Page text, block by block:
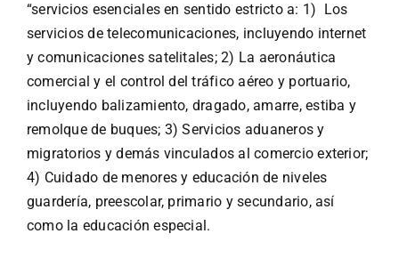
“servicios esenciales en sentido estricto a: 1) Los
servicios de telecomunicaciones, incluyendo internet
y comunicaciones satelitales; 2) La aeronáutica
comercial y el control del tráfico aéreo y portuario,
incluyendo balizamiento, dragado, amarre, estiba y
remolque de buques; 3) Servicios aduaneros y
migratorios y demás vinculados al comercio exterior;
4) Cuidado de menores y educación de niveles
guardería, preescolar, primario y secundario, así
como la educación especial.